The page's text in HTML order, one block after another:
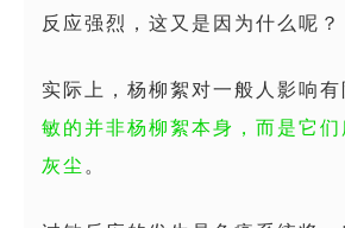
反应强烈，这又是因为什么呢？
实际上，杨柳絮对一般人影响有
敏的并非杨柳絮本身，而是它们
灰尘 。